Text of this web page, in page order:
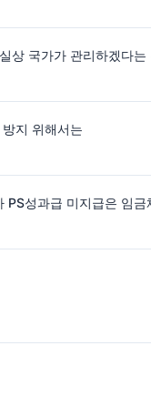
상 국가가 관리하겠다는
지 위해서는
PS성과급 미지급은 임금